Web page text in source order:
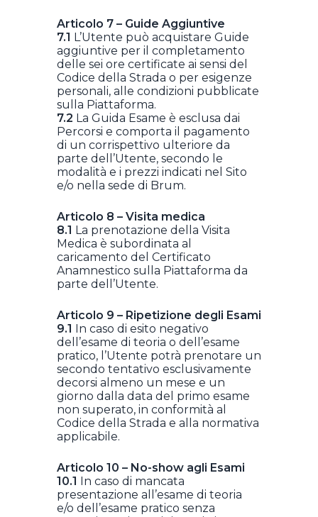
Articolo 7 – Guide Aggiuntive
7.1 L’Utente può acquistare Guide
aggiuntive per il completamento
delle sei ore certificate ai sensi del
Codice della Strada o per esigenze
personali, alle condizioni pubblicate
sulla Piattaforma.
7.2 La Guida Esame è esclusa dai
Percorsi e comporta il pagamento
di un corrispettivo ulteriore da
parte dell’Utente, secondo le
modalità e i prezzi indicati nel Sito
e/o nella sede di Brum.
Articolo 8 – Visita medica
8.1 La prenotazione della Visita
Medica è subordinata al
caricamento del Certificato
Anamnestico sulla Piattaforma da
parte dell’Utente.
Articolo 9 – Ripetizione degli Esami
9.1 In caso di esito negativo
dell’esame di teoria o dell’esame
pratico, l’Utente potrà prenotare un
secondo tentativo esclusivamente
decorsi almeno un mese e un
giorno dalla data del primo esame
non superato, in conformità al
Codice della Strada e alla normativa
applicabile.
Articolo 10 – No-show agli Esami
10.1 In caso di mancata
presentazione all’esame di teoria
e/o dell’esame pratico senza